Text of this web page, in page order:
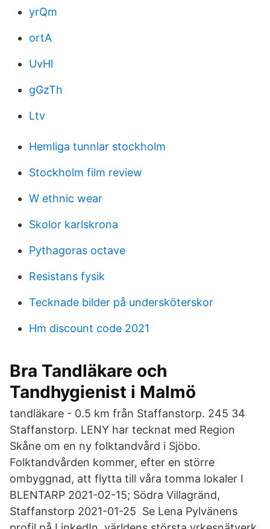
yrQm
ortA
UvHl
gGzTh
Ltv
Hemliga tunnlar stockholm
Stockholm film review
W ethnic wear
Skolor karlskrona
Pythagoras octave
Resistans fysik
Tecknade bilder på undersköterskor
Hm discount code 2021
Bra Tandläkare och
Tandhygienist i Malmö
tandläkare - 0.5 km från Staffanstorp. 245 34
Staffanstorp. LENY har tecknat med Region
Skåne om en ny folktandvård i Sjöbo.
Folktandvården kommer, efter en större
ombyggnad, att flytta till våra tomma lokaler I
BLENTARP 2021-02-15; Södra Villagränd,
Staffanstorp 2021-01-25 Se Lena Pylvänens